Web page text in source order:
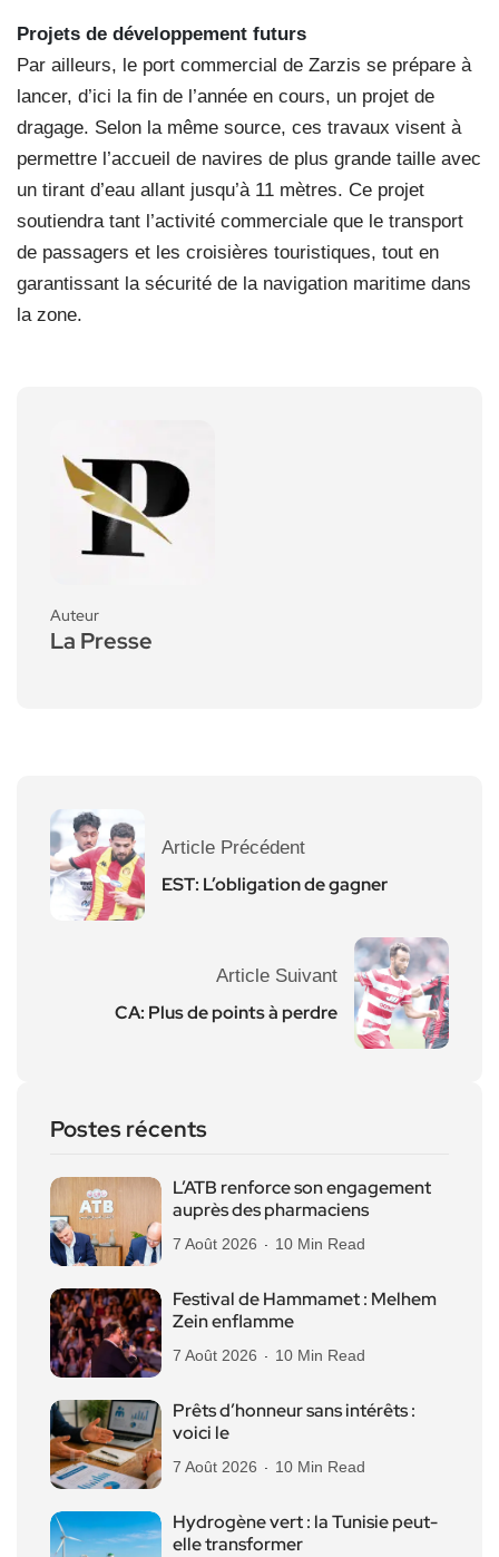
Projets de développement futurs
Par ailleurs, le port commercial de Zarzis se prépare à
lancer, d’ici la fin de l’année en cours, un projet de
dragage. Selon la même source, ces travaux visent à
permettre l’accueil de navires de plus grande taille avec
un tirant d’eau allant jusqu’à 11 mètres. Ce projet
soutiendra tant l’activité commerciale que le transport
de passagers et les croisières touristiques, tout en
garantissant la sécurité de la navigation maritime dans
la zone.
Auteur
La Presse
Article Précédent
EST: L’obligation de gagner
Article Suivant
CA: Plus de points à perdre
Postes récents
L’ATB renforce son engagement
auprès des pharmaciens
7 Août 2026 10 Min Read
Festival de Hammamet : Melhem
Zein enflamme
7 Août 2026 10 Min Read
Prêts d’honneur sans intérêts :
voici le
7 Août 2026 10 Min Read
Hydrogène vert : la Tunisie peut-
elle transformer